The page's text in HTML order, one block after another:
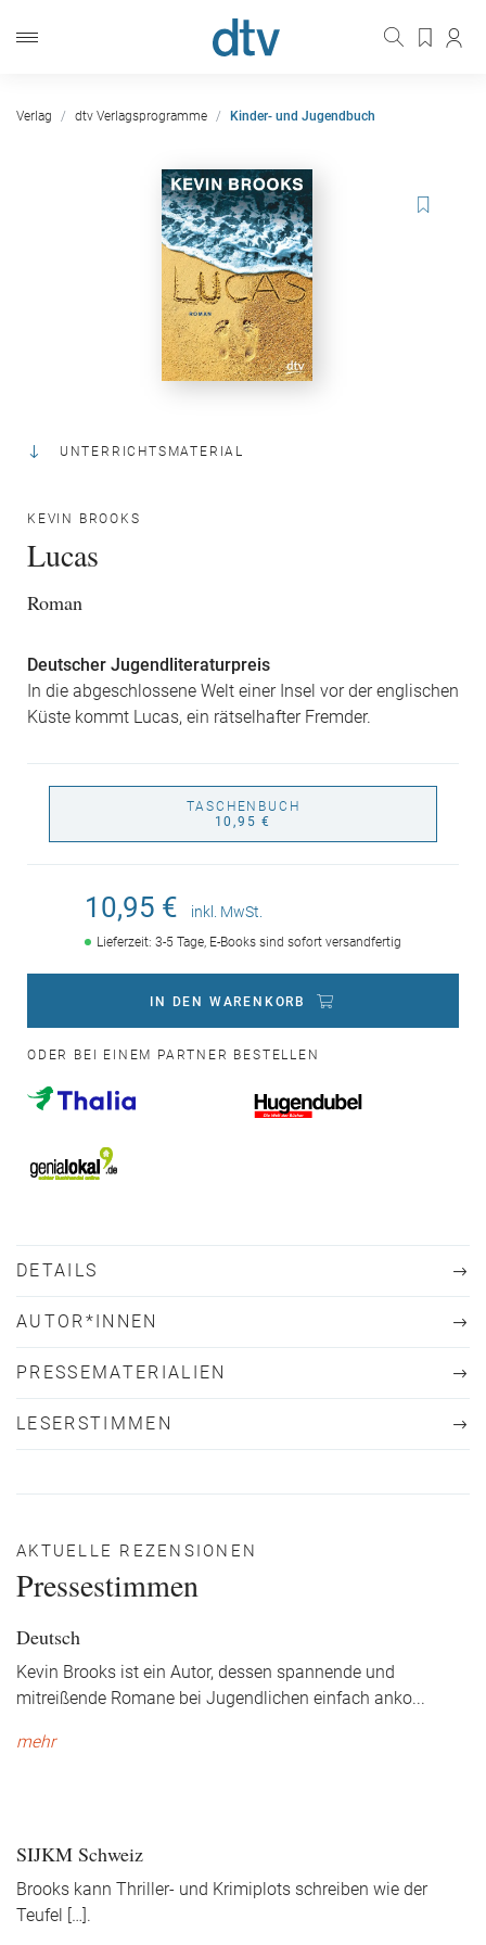
Verlag dtv Verlagsprogramme Kinder- und Jugendbuch
UNTERRICHTSMATERIAL
KEVIN BROOKS
Lucas
Roman
Deutscher Jugendliteraturpreis
In die abgeschlossene Welt einer Insel vor der englischen
Küste kommt Lucas, ein rätselhafter Fremder.
TASCHENBUCH
10,95 €
10,95 € inkl. MwSt.
Lieferzeit: 3-5 Tage, E-Books sind sofort versandfertig
IN DEN WARENKORB
ODER BEI EINEM PARTNER BESTELLEN
DETAILS
AUTOR*INNEN
PRESSEMATERIALIEN
LESERSTIMMEN
AKTUELLE REZENSIONEN
Pressestimmen
Deutsch
Kevin Brooks ist ein Autor, dessen spannende und
mitreißende Romane bei Jugendlichen einfach anko...
mehr
SIJKM Schweiz
Brooks kann Thriller- und Krimiplots schreiben wie der
Teufel […].